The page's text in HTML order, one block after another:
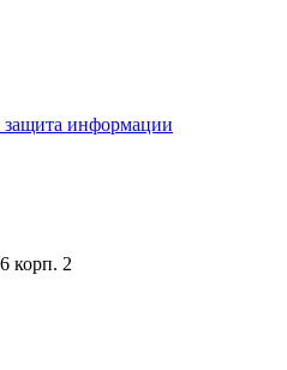
информации
корп. 2